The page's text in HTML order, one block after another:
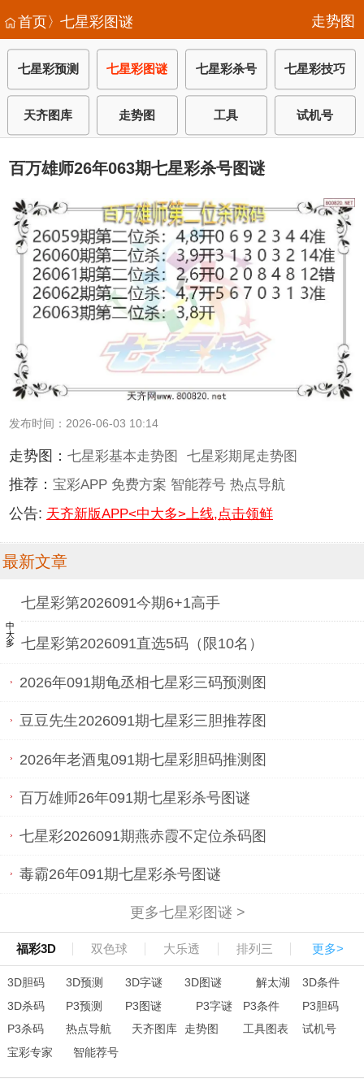
首页〉七星彩图谜 走势图
七星彩预测 七星彩图谜 七星彩杀号 七星彩技巧
天齐图库 走势图 工具 试机号
百万雄师26年063期七星彩杀号图谜
发布时间：2026-06-03 10:14
走势图： 七星彩基本走势图 七星彩期尾走势图
推荐： 宝彩APP 免费方案 智能荐号 热点导航
公告: 天齐新版APP<中大多>上线,点击领鲜
最新文章
中大多
七星彩第2026091今期6+1高手
七星彩第2026091直选5码（限10名）
2026年091期龟丞相七星彩三码预测图
豆豆先生2026091期七星彩三胆推荐图
2026年老酒鬼091期七星彩胆码推测图
百万雄师26年091期七星彩杀号图谜
七星彩2026091期燕赤霞不定位杀码图
毒霸26年091期七星彩杀号图谜
更多七星彩图谜 >
福彩3D 双色球 大乐透 排列三 更多>
3D胆码 3D预测 3D字谜 3D图谜 解太湖
3D条件
3D杀码
P3预测 P3图谜 P3字谜 P3条件
P3胆码
P3杀码
热点导航 天齐图库 走势图 工具图表
试机号
宝彩专家
智能荐号